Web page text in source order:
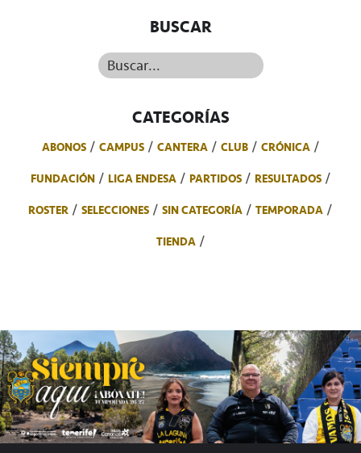
BUSCAR
Buscar...
CATEGORÍAS
ABONOS CAMPUS CANTERA CLUB
CRÓNICA
FUNDACIÓN
LIGA ENDESA PARTIDOS
RESULTADOS
ROSTER
SELECCIONES SIN CATEGORÍA
TEMPORADA
TIENDA